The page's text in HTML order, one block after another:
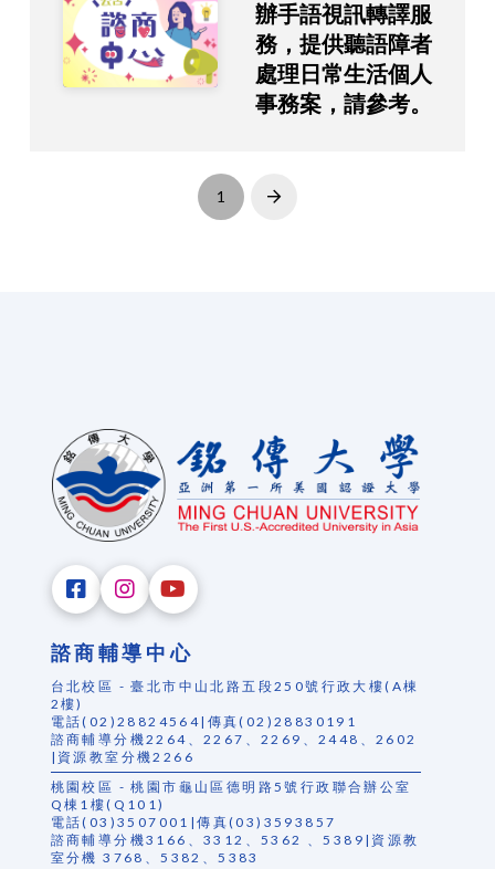
辦手語視訊轉譯服
務，提供聽語障者
處理日常生活個人
事務案，請參考。
1 Next
諮商輔導中心
台北校區 - 臺北市中山北路五段250號行政大樓(A棟
2樓)
電話(02)28824564|傳真(02)28830191
諮商輔導分機2264、2267、2269、2448、2602
|資源教室分機2266
桃園校區 - 桃園市龜山區德明路5號行政聯合辦公室
Q棟1樓(Q101)
電話(03)3507001|傳真(03)3593857
諮商輔導分機3166、3312、5362 、5389|資源教
室分機 3768、5382、5383